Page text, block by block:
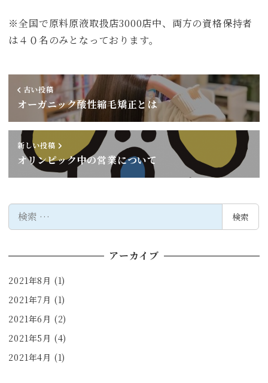
※全国で原料原液取扱店3000店中、両方の資格保持者
は４０名のみとなっております。
古い投稿
オーガニック酸性縮毛矯正とは
新しい投稿
オリンピック中の営業について
索
検索
アーカイブ
2021年8月 (1)
2021年7月 (1)
2021年6月 (2)
2021年5月 (4)
2021年4月 (1)